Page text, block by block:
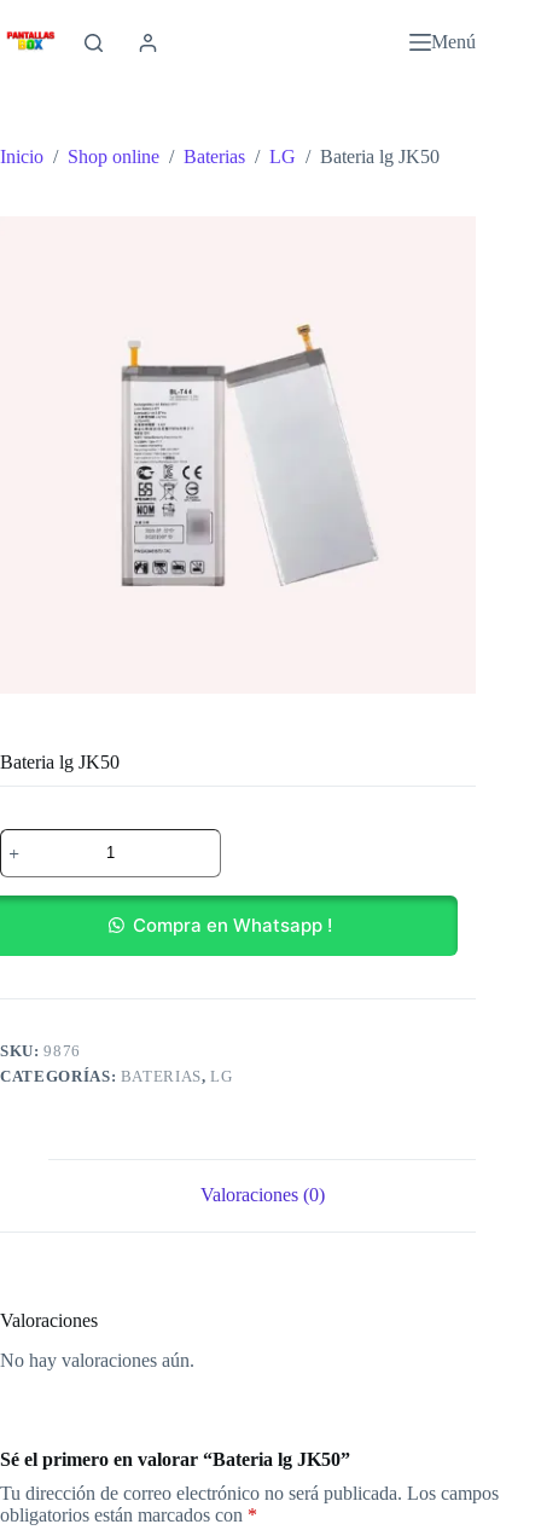
al
contenido
Menú
Inicio / Shop online / Baterias / LG / Bateria lg JK50
Bateria lg JK50
Bateria
lg
JK50
cantidad
Compra en Whatsapp !
SKU:9876
CATEGORÍAS: BATERIAS,LG
Valoraciones (0)
Valoraciones
No hay valoraciones aún.
Sé el primero en valorar “Bateria lg JK50”
Tu dirección de correo electrónico no será publicada. Los campos
obligatorios están marcados con *